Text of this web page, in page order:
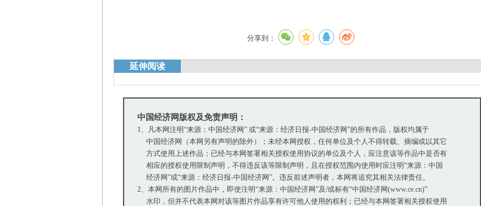
分享到：
延伸阅读
中国经济网版权及免责声明：
1、凡本网注明“来源：中国经济网” 或“来源：经济日报-中国经济网”的所有作品，版权均属于
中国经济网（本网另有声明的除外）；未经本网授权，任何单位及个人不得转载、摘编或以其它
方式使用上述作品；已经与本网签署相关授权使用协议的单位及个人，应注意该等作品中是否有
相应的授权使用限制声明，不得违反该等限制声明，且在授权范围内使用时应注明“来源：中国
经济网”或“来源：经济日报-中国经济网”。违反前述声明者，本网将追究其相关法律责任。
2、本网所有的图片作品中，即使注明“来源：中国经济网”及/或标有“中国经济网(www.ce.cn)”
水印，但并不代表本网对该等图片作品享有许可他人使用的权利；已经与本网签署相关授权使用